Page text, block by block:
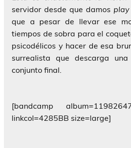
servidor desde que damos play
que a pesar de llevar ese
tiempos de sobra para el
psicodélicos y hacer de esa
surrealista que descarga
conjunto final.
[bandcamp
linkcol=4285BB size=large]